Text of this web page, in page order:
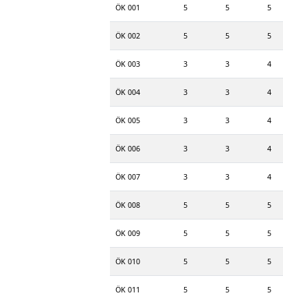
ÖK 001 5 5 5
ÖK 002 5 5 5
ÖK 003 3 3 4
ÖK 004 3 3 4
ÖK 005 3 3 4
ÖK 006 3 3 4
ÖK 007 3 3 4
ÖK 008 5 5 5
ÖK 009 5 5 5
ÖK 010 5 5 5
ÖK 011 5 5 5